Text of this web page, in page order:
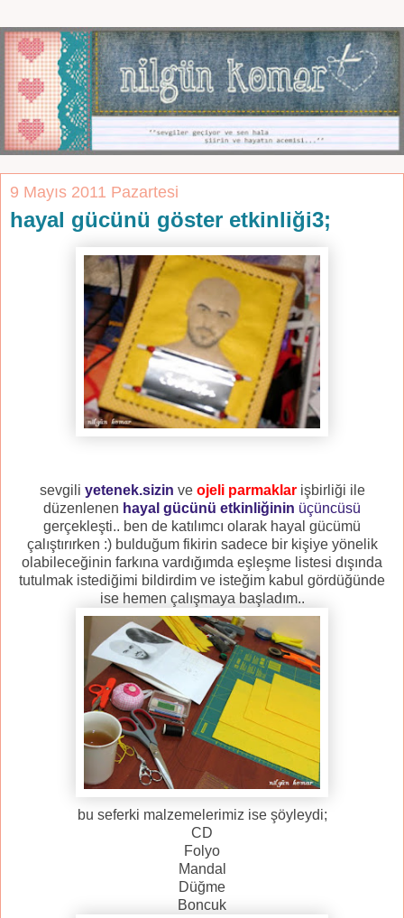
9 Mayıs 2011 Pazartesi
hayal gücünü göster etkinliği3;
sevgili yetenek.sizin ve ojeli parmaklarişbirliği ile
düzenlenen hayal gücünü etkinliğinin üçüncüsü
gerçekleşti.. ben de katılımcı olarak hayal gücümü
çalıştırırken :) bulduğum fikirin sadece bir kişiye yönelik
olabileceğinin farkına vardığımda eşleşme listesi dışında
tutulmak istediğimi bildirdim ve isteğim kabul gördüğünde
ise hemen çalışmaya başladım..
bu seferki malzemelerimiz ise şöyleydi;
CD
Folyo
Mandal
Düğme
Boncuk